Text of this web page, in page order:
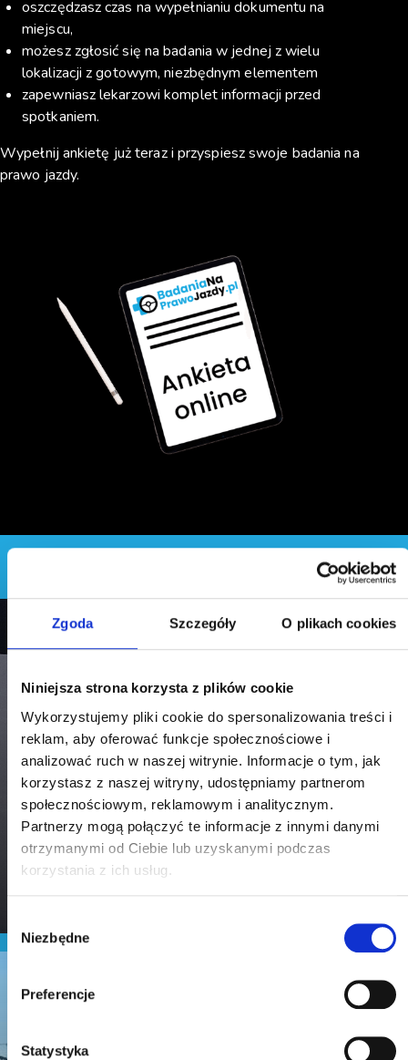
Zgoda Szczegóły O plikach cookies
Niniejsza strona korzysta z plików cookie
Wykorzystujemy pliki cookie do spersonalizowania treści i
reklam, aby oferować funkcje społecznościowe i
analizować ruch w naszej witrynie. Informacje o tym, jak
korzystasz z naszej witryny, udostępniamy partnerom
społecznościowym, reklamowym i analitycznym.
Partnerzy mogą połączyć te informacje z innymi danymi
otrzymanymi od Ciebie lub uzyskanymi podczas
korzystania z ich usług.
g
Niezbędne
Preferencje
Statystyka
oszczędzasz czas na wypełnianiu dokumentu na
miejscu,
możesz zgłosić się na badania w jednej z wielu
lokalizacji z gotowym, niezbędnym elementem
zapewniasz lekarzowi komplet informacji przed
spotkaniem.
Wypełnij ankietę już teraz i przyspiesz swoje badania na
prawo jazdy.
Badania Łódź